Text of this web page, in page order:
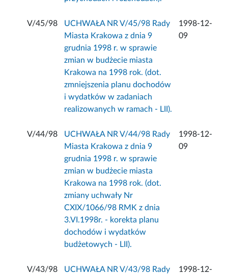
V/45/98
UCHWAŁA NR V/45/98 Rady
Miasta Krakowa z dnia 9
grudnia 1998 r. w sprawie
zmian w budżecie miasta
Krakowa na 1998 rok. (dot.
zmniejszenia planu dochodów
i wydatków w zadaniach
realizowanych w ramach - LII).
1998-12-
09
V/44/98
UCHWAŁA NR V/44/98 Rady
Miasta Krakowa z dnia 9
grudnia 1998 r. w sprawie
zmian w budżecie miasta
Krakowa na 1998 rok. (dot.
zmiany uchwały Nr
CXIX/1066/98 RMK z dnia
3.VI.1998r. - korekta planu
dochodów i wydatków
budżetowych - LII).
1998-12-
09
V/43/98
UCHWAŁA NR V/43/98 Rady
1998-12-